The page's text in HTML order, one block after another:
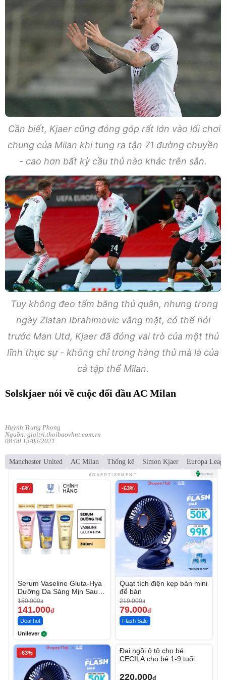
Cần biết, Kjaer cũng đóng góp rất lớn vào lối chơi
chung của Milan khi tung ra tận 71 đường chuyền
- cao hơn bất kỳ cầu thủ nào khác trên sân.
Tuy không đeo tấm băng thủ quân, nhưng trong
ngày Zlatan Ibrahimovic vắng mặt, có thể nói
trước Man Utd, Kjaer đã đóng vai trò của một thủ
lĩnh thực sự - không chỉ trong hàng thủ mà là của
cả tập thể Milan.
Solskjaer nói về cuộc đối đầu AC Milan
Huỳnh Trung Phong
Nguồn: giaitri.thoibaovhnt.com.vn
08:00 13/03/2021
Manchester United AC Milan Thống kê Simon Kjaer Europa
ADVERTISEMENT
-6%
Serum Vaseline Gluta-Hya
Dưỡng Da Sáng Mịn Sau 7
Ngày
150.000đ
141.000đ
Deal hot
Unilever
-63%
Quạt tích điện kẹp bàn mini
để bàn
219.000đ
79.000đ
Flash Sale
-63%
Đai ngồi ô tô cho bé
CECILA cho bé 1-9 tuổi
220.000đ